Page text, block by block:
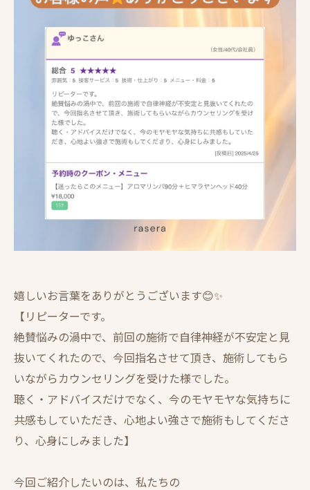
嬉しいお言葉をありがとうございます😊✨
【リピーターです。
絶賛悩みの渦中で、前回の施術で自律神経が不安定と見
抜いてくれたので、今回指名させて頂き、施術してもら
いながらカウンセリングを受けた様でした。
聴く・アドバイスだけでなく、今のモヤモヤな気持ちに
共感もしていただき、心地よい強さで施術もしてくださ
り、心身にしみました】
今回ご紹介したいのは、私たちの